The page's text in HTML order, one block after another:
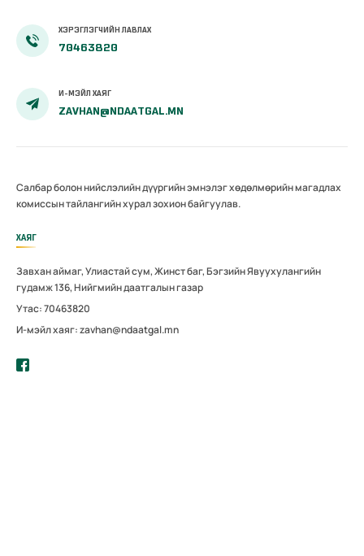
ХЭРЭГЛЭГЧИЙН ЛАВЛАХ
70463820
И-МЭЙЛ ХАЯГ
ZAVHAN@NDAATGAL.MN
Салбар болон нийслэлийн дүүргийн эмнэлэг хөдөлмөрийн магадлах
комиссын тайлангийн хурал зохион байгуулав.
ХАЯГ
Завхан аймаг, Улиастай сум, Жинст баг, Бэгзийн Явуухулангийн
гудамж 136, Нийгмийн даатгалын газар
Утас: 70463820
И-мэйл хаяг: zavhan@ndaatgal.mn